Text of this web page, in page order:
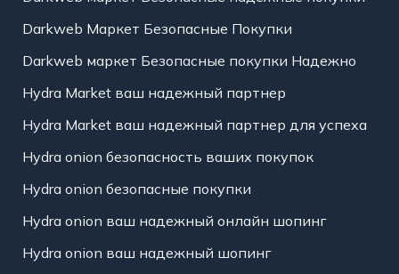
Darkweb Маркет Безопасные Покупки
Darkweb маркет Безопасные покупки Надежно
Hydra Market ваш надежный партнер
Hydra Market ваш надежный партнер для успеха
Hydra onion безопасность ваших покупок
Hydra onion безопасные покупки
Hydra onion ваш надежный онлайн шопинг
Hydra onion ваш надежный шопинг